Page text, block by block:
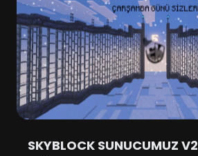
SKYBLOCK SUNUCUMUZ V2